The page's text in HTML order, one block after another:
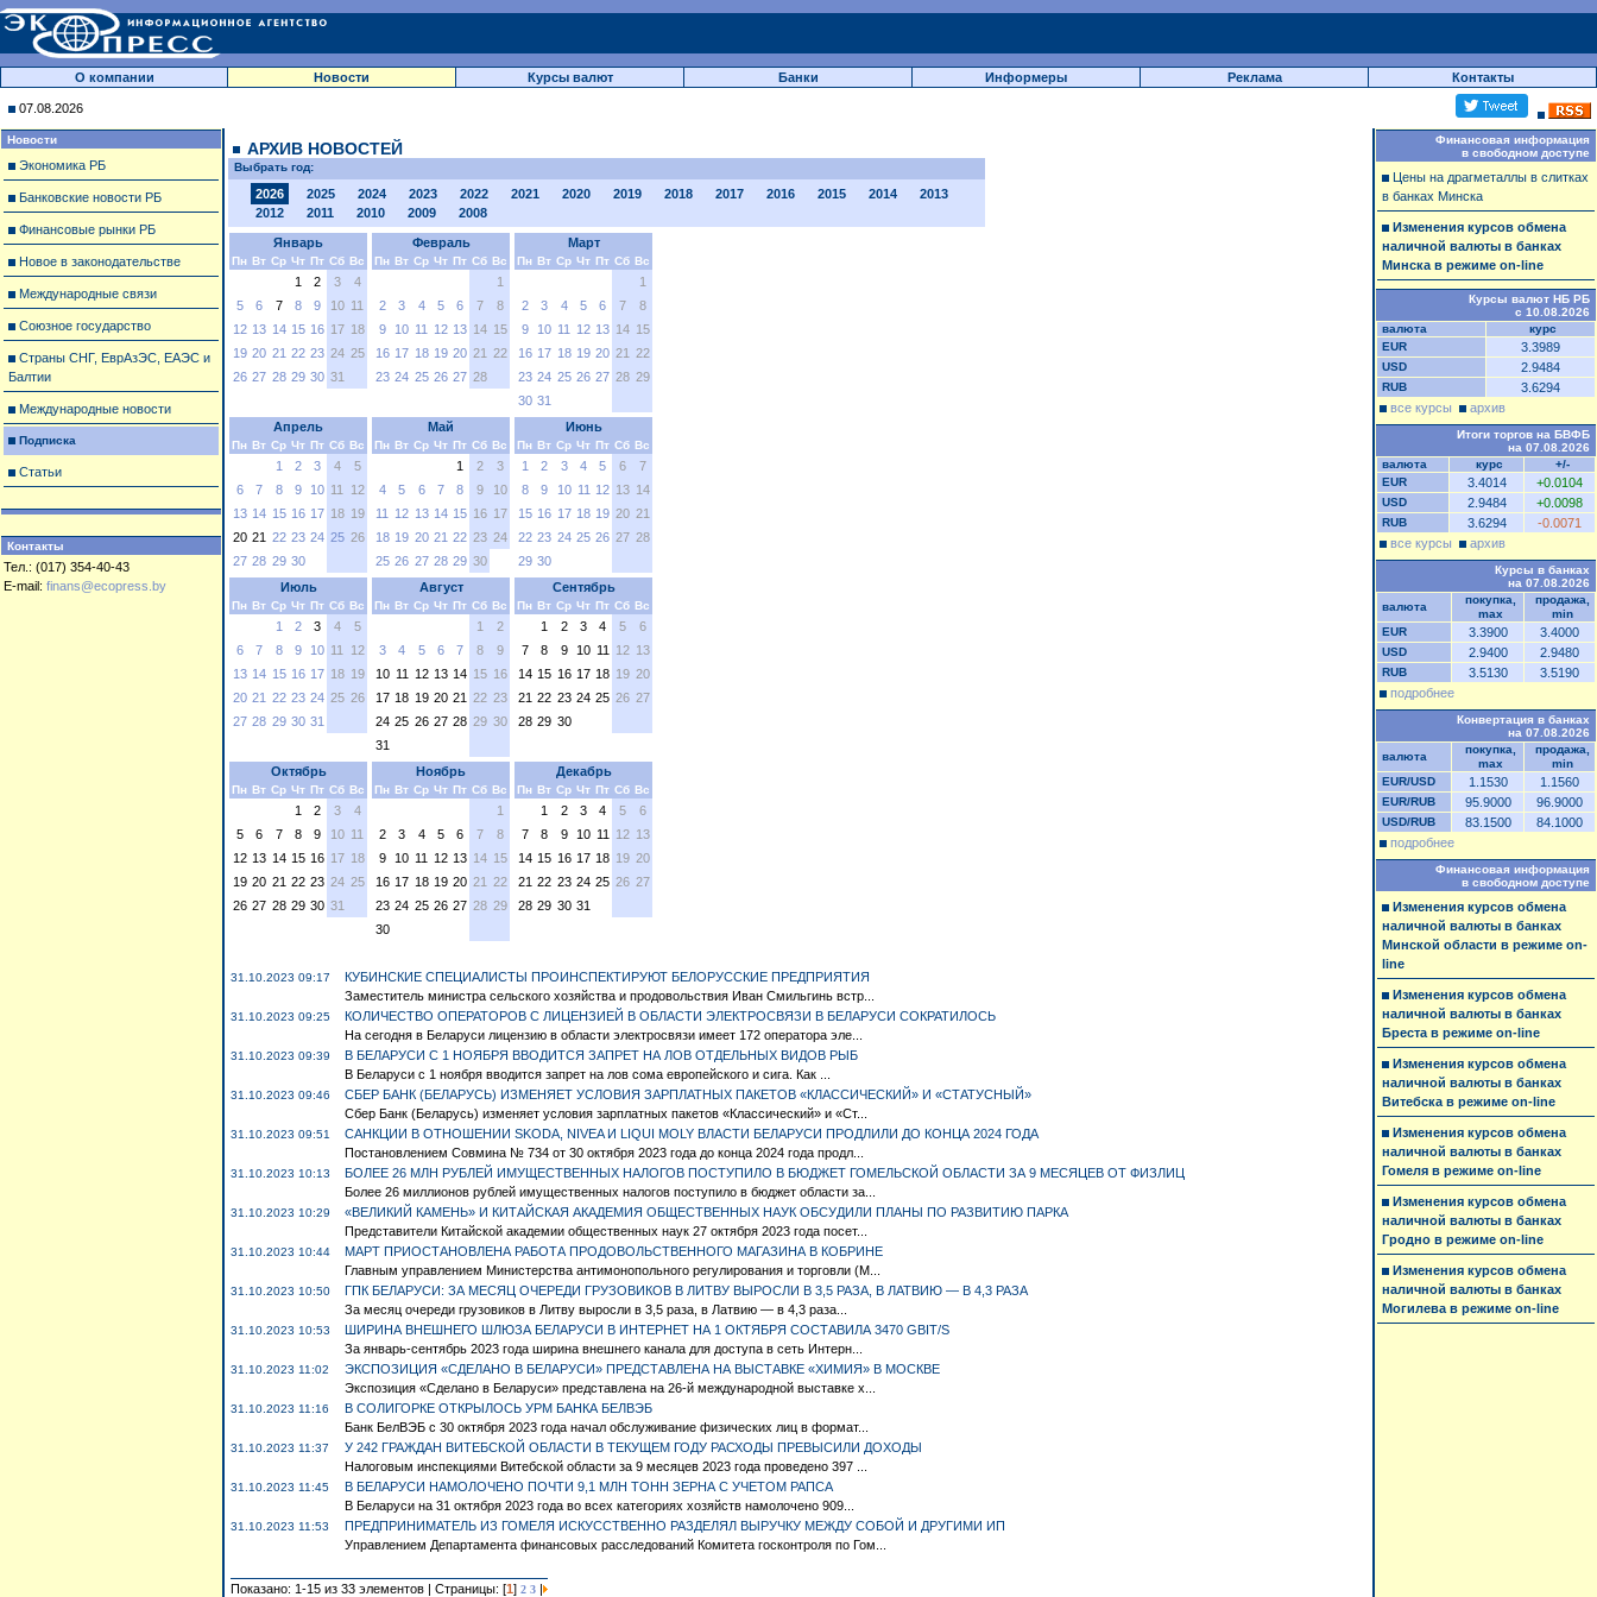
О компании Новости Курсы валют Банки Информеры Реклама Контакты
07.08.2026
Новости
Экономика РБ
Банковские новости РБ
Финансовые рынки РБ
Новое в законодательстве
Международные связи
Союзное государство
Страны СНГ, ЕврАзЭС, ЕАЭС и
Балтии
Международные новости
Подписка
Статьи
Контакты
Тел.: (017) 354-40-43
E-mail: finans@ecopress.by
АРХИВ НОВОСТЕЙ
Выбрать год:
2026 2025 2024 2023 2022 2021 2020 2019 2018 2017 2016 2015 2014
2013
2012
2011 2010 2009 2008
Январь
Пн Вт Ср Чт Пт Сб Вс
1 2 3
4
5
6 7 8 9 10 11
12 13 14 15 16 17 18
19 20 21 22 23 24 25
26 27 28 29 30 31
Февраль
Пн Вт Ср Чт Пт Сб Вс
1
2
3 4 5 6 7
8
9
10 11 12 13 14 15
16 17 18 19 20 21 22
23 24 25 26 27 28
Март
Пн Вт Ср Чт Пт Сб Вс
1
2
3 4 5 6 7
8
9
10 11 12 13 14 15
16 17 18 19 20 21 22
23 24 25 26 27 28 29
30 31
Апрель
Пн Вт Ср Чт Пт Сб Вс
1 2 3 4
5
6
7 8 9 10 11
12
13 14 15 16 17 18 19
20 21 22 23 24 25 26
27 28 29 30
Май
Пн Вт Ср Чт Пт Сб Вс
1 2
3
4
5 6 7 8 9
10
11
12 13 14 15 16 17
18 19 20 21 22 23 24
25 26 27 28 29 30
Июнь
Пн Вт Ср Чт Пт Сб Вс
1 2 3 4 5 6
7
8
9 10 11 12 13 14
15 16 17 18 19 20 21
22 23 24 25 26 27 28
29 30
Июль
Пн Вт Ср Чт Пт Сб Вс
1 2 3 4
5
6
7 8 9 10 11
12
13 14 15 16 17 18 19
20 21 22 23 24 25 26
27 28 29 30 31
Август
Пн Вт Ср Чт Пт Сб Вс
1
2
3
4 5 6 7 8
9
10 11 12 13 14 15 16
17 18 19 20 21 22 23
24 25 26 27 28 29 30
31
Сентябрь
Пн Вт Ср Чт Пт Сб Вс
1 2 3 4 5
6
7
8 9 10 11 12 13
14 15 16 17 18 19 20
21 22 23 24 25 26 27
28 29 30
Октябрь
Пн Вт Ср Чт Пт Сб Вс
1 2 3
4
5
6 7 8 9 10 11
12 13 14 15 16 17 18
19 20 21 22 23 24 25
26 27 28 29 30 31
Ноябрь
Пн Вт Ср Чт Пт Сб Вс
1
2
3 4 5 6 7
8
9
10 11 12 13 14 15
16 17 18 19 20 21 22
23 24 25 26 27 28 29
30
Декабрь
Пн Вт Ср Чт Пт Сб Вс
1 2 3 4 5
6
7
8 9 10 11 12 13
14 15 16 17 18 19 20
21 22 23 24 25 26 27
28 29 30 31
31.10.2023 09:17
КУБИНСКИЕ СПЕЦИАЛИСТЫ ПРОИНСПЕКТИРУЮТ БЕЛОРУССКИЕ ПРЕДПРИЯТИЯ
Заместитель министра сельского хозяйства и продовольствия Иван Смильгинь встр...
31.10.2023 09:25
КОЛИЧЕСТВО ОПЕРАТОРОВ С ЛИЦЕНЗИЕЙ В ОБЛАСТИ ЭЛЕКТРОСВЯЗИ В БЕЛАРУСИ СОКРАТИЛОСЬ
На сегодня в Беларуси лицензию в области электросвязи имеет 172 оператора эле...
31.10.2023 09:39
В БЕЛАРУСИ С 1 НОЯБРЯ ВВОДИТСЯ ЗАПРЕТ НА ЛОВ ОТДЕЛЬНЫХ ВИДОВ РЫБ
В Беларуси с 1 ноября вводится запрет на лов сома европейского и сига. Как ...
31.10.2023 09:46
СБЕР БАНК (БЕЛАРУСЬ) ИЗМЕНЯЕТ УСЛОВИЯ ЗАРПЛАТНЫХ ПАКЕТОВ «КЛАССИЧЕСКИЙ» И «СТАТУСНЫЙ»
Сбер Банк (Беларусь) изменяет условия зарплатных пакетов «Классический» и «Ст...
31.10.2023 09:51
САНКЦИИ В ОТНОШЕНИИ SKODA, NIVEA И LIQUI MOLY ВЛАСТИ БЕЛАРУСИ ПРОДЛИЛИ ДО КОНЦА 2024 ГОДА
Постановлением Совмина № 734 от 30 октября 2023 года до конца 2024 года продл...
31.10.2023 10:13
БОЛЕЕ 26 МЛН РУБЛЕЙ ИМУЩЕСТВЕННЫХ НАЛОГОВ ПОСТУПИЛО В БЮДЖЕТ ГОМЕЛЬСКОЙ ОБЛАСТИ ЗА 9 МЕСЯЦЕВ ОТ ФИЗЛИЦ
Более 26 миллионов рублей имущественных налогов поступило в бюджет области за...
31.10.2023 10:29
«ВЕЛИКИЙ КАМЕНЬ» И КИТАЙСКАЯ АКАДЕМИЯ ОБЩЕСТВЕННЫХ НАУК ОБСУДИЛИ ПЛАНЫ ПО РАЗВИТИЮ ПАРКА
Представители Китайской академии общественных наук 27 октября 2023 года посет...
31.10.2023 10:44
МАРТ ПРИОСТАНОВЛЕНА РАБОТА ПРОДОВОЛЬСТВЕННОГО МАГАЗИНА В КОБРИНЕ
Главным управлением Министерства антимонопольного регулирования и торговли (М...
31.10.2023 10:50
ГПК БЕЛАРУСИ: ЗА МЕСЯЦ ОЧЕРЕДИ ГРУЗОВИКОВ В ЛИТВУ ВЫРОСЛИ В 3,5 РАЗА, В ЛАТВИЮ — В 4,3 РАЗА
За месяц очереди грузовиков в Литву выросли в 3,5 раза, в Латвию — в 4,3 раза...
31.10.2023 10:53
ШИРИНА ВНЕШНЕГО ШЛЮЗА БЕЛАРУСИ В ИНТЕРНЕТ НА 1 ОКТЯБРЯ СОСТАВИЛА 3470 GBIT/S
За январь-сентябрь 2023 года ширина внешнего канала для доступа в сеть Интерн...
31.10.2023 11:02
ЭКСПОЗИЦИЯ «СДЕЛАНО В БЕЛАРУСИ» ПРЕДСТАВЛЕНА НА ВЫСТАВКЕ «ХИМИЯ» В МОСКВЕ
Экспозиция «Сделано в Беларуси» представлена на 26-й международной выставке х...
31.10.2023 11:16
В СОЛИГОРКЕ ОТКРЫЛОСЬ УРМ БАНКА БЕЛВЭБ
Банк БелВЭБ с 30 октября 2023 года начал обслуживание физических лиц в формат...
31.10.2023 11:37
У 242 ГРАЖДАН ВИТЕБСКОЙ ОБЛАСТИ В ТЕКУЩЕМ ГОДУ РАСХОДЫ ПРЕВЫСИЛИ ДОХОДЫ
Налоговым инспекциями Витебской области за 9 месяцев 2023 года проведено 397 ...
31.10.2023 11:45
В БЕЛАРУСИ НАМОЛОЧЕНО ПОЧТИ 9,1 МЛН ТОНН ЗЕРНА С УЧЕТОМ РАПСА
В Беларуси на 31 октября 2023 года во всех категориях хозяйств намолочено 909...
31.10.2023 11:53
ПРЕДПРИНИМАТЕЛЬ ИЗ ГОМЕЛЯ ИСКУССТВЕННО РАЗДЕЛЯЛ ВЫРУЧКУ МЕЖДУ СОБОЙ И ДРУГИМИ ИП
Управлением Департамента финансовых расследований Комитета госконтроля по Гом...
Показано: 1-15 из 33 элементов | Страницы: [1] 2 3 |
Финансовая информация
в свободном доступе
Цены на драгметаллы в слитках
в банках Минска
Изменения курсов обмена
наличной валюты в банках
Минска в режиме on-line
Курсы валют НБ РБ
с 10.08.2026
валюта
курс
EUR
3.3989
USD 2.9484
RUB
3.6294
все курсы
архив
Итоги торгов на БВФБ
на 07.08.2026
валюта
курс
+/-
EUR
3.4014 +0.0104
USD 2.9484 +0.0098
RUB 3.6294
-0.0071
все курсы
архив
Курсы в банках
на 07.08.2026
валюта
покупка,
max
продажа,
min
EUR
3.3900 3.4000
USD 2.9400 2.9480
RUB 3.5130
3.5190
подробнее
Конвертация в банках
на 07.08.2026
валюта
покупка,
max
продажа,
min
EUR/USD
1.1530 1.1560
EUR/RUB 95.9000 96.9000
USD/RUB 83.1500
84.1000
подробнее
Финансовая информация
в свободном доступе
Изменения курсов обмена
наличной валюты в банках
Минской области в режиме on-
line
Изменения курсов обмена
наличной валюты в банках
Бреста в режиме on-line
Изменения курсов обмена
наличной валюты в банках
Витебска в режиме on-line
Изменения курсов обмена
наличной валюты в банках
Гомеля в режиме on-line
Изменения курсов обмена
наличной валюты в банках
Гродно в режиме on-line
Изменения курсов обмена
наличной валюты в банках
Могилева в режиме on-line